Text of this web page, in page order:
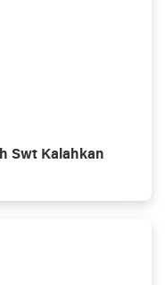
Swt Kalahkan